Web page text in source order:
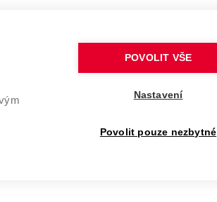
POVOLIT VŠE
Nastavení
Povolit pouze nezbytné